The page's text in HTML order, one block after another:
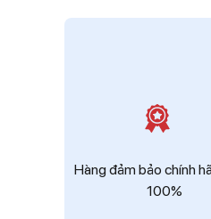
Hàng đảm bảo chính
100%